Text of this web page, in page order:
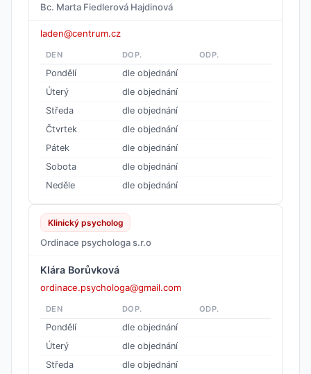
Bc. Marta Fiedlerová Hajdinová
laden@centrum.cz
DEN DOP. ODP.
Pondělí
dle objednání
Úterý
dle objednání
Středa
dle objednání
Čtvrtek
dle objednání
Pátek
dle objednání
Sobota
dle objednání
Neděle
dle objednání
Klinický psycholog
Ordinace psychologa s.r.o
Klára Borůvková
ordinace.psychologa@gmail.com
DEN DOP. ODP.
Pondělí
dle objednání
Úterý
dle objednání
Středa
dle objednání